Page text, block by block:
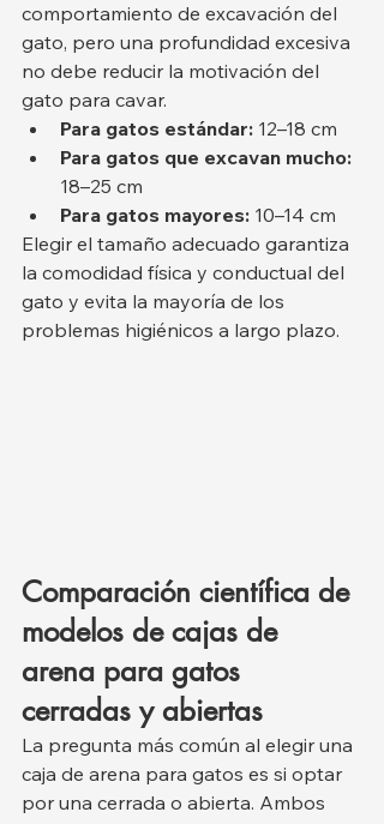
comportamiento de excavación del
gato, pero una profundidad excesiva
no debe reducir la motivación del
gato para cavar.
Para gatos estándar: 12–18 cm
Para gatos que excavan mucho:
18–25 cm
Para gatos mayores: 10–14 cm
Elegir el tamaño adecuado garantiza
la comodidad física y conductual del
gato y evita la mayoría de los
problemas higiénicos a largo plazo.
Comparación científica de
modelos de cajas de
arena para gatos
cerradas y abiertas
La pregunta más común al elegir una
caja de arena para gatos es si optar
por una cerrada o abierta. Ambos